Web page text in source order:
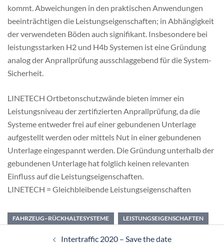
kommt. Abweichungen in den praktischen Anwendungen
beeinträchtigen die Leistungseigenschaften; in Abhängigkeit
der verwendeten Böden auch signifikant. Insbesondere bei
leistungsstarken H2 und H4b Systemen ist eine Gründung
analog der Anprallprüfung ausschlaggebend für die System-
Sicherheit.
LINETECH Ortbetonschutzwände bieten immer ein
Leistungsniveau der zertifizierten Anprallprüfung, da die
Systeme entweder frei auf einer gebundenen Unterlage
aufgestellt werden oder mittels Nut in einer gebundenen
Unterlage eingespannt werden. Die Gründung unterhalb der
gebundenen Unterlage hat folglich keinen relevanten
Einfluss auf die Leistungseigenschaften.
LINETECH = Gleichbleibende Leistungseigenschaften
FAHRZEUG–RÜCKHALTESYSTEME LEISTUNGSEIGENSCHAFTEN
Intertraffic 2020 – Save the date